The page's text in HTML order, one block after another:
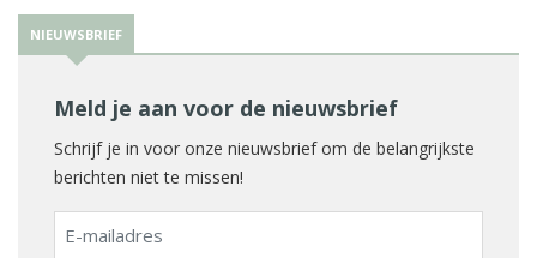
NIEUWSBRIEF
Meld je aan voor de nieuwsbrief
Schrijf je in voor onze nieuwsbrief om de belangrijkste
berichten niet te missen!
E-